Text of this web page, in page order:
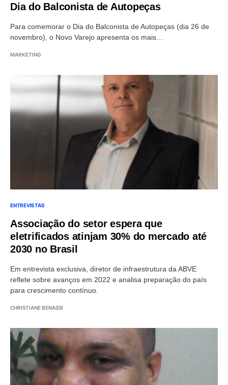
Dia do Balconista de Autopeças
Para comemorar o Dia do Balconista de Autopeças (dia 26 de
novembro), o Novo Varejo apresenta os mais…
MARKETING
ENTREVISTAS
Associação do setor espera que
eletrificados atinjam 30% do mercado até
2030 no Brasil
Em entrevista exclusiva, diretor de infraestrutura da ABVE
reflete sobre avanços em 2022 e analisa preparação do país
para crescimento contínuo.
CHRISTIANE BENASSI